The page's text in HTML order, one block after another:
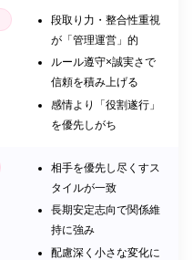
段取り力・整合性重視
が「管理運営」的
ルール遵守×誠実さで
信頼を積み上げる
感情より「役割遂行」
を優先しがち
相手を優先し尽くすス
タイルが一致
長期安定志向で関係維
持に強み
配慮深く小さな変化に